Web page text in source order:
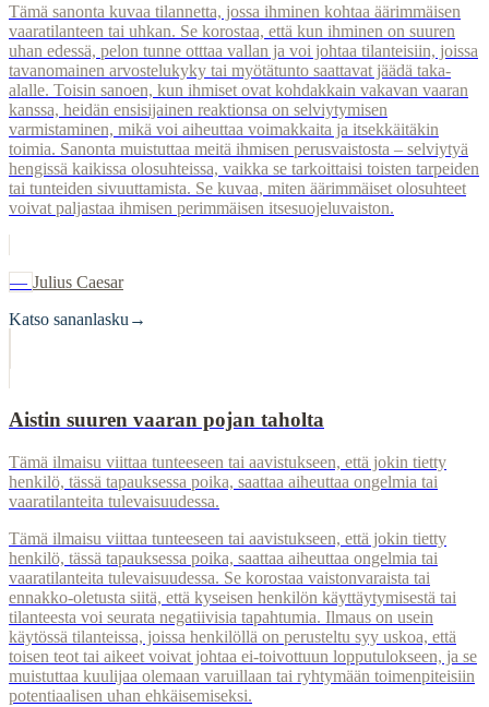
Tämä sanonta kuvaa tilannetta, jossa ihminen kohtaa äärimmäisen
vaaratilanteen tai uhkan. Se korostaa, että kun ihminen on suuren
uhan edessä, pelon tunne otttaa vallan ja voi johtaa tilanteisiin, joissa
tavanomainen arvostelukyky tai myötätunto saattavat jäädä taka-
alalle. Toisin sanoen, kun ihmiset ovat kohdakkain vakavan vaaran
kanssa, heidän ensisijainen reaktionsa on selviytymisen
varmistaminen, mikä voi aiheuttaa voimakkaita ja itsekkäitäkin
toimia. Sanonta muistuttaa meitä ihmisen perusvaistosta – selviytyä
hengissä kaikissa olosuhteissa, vaikka se tarkoittaisi toisten tarpeiden
tai tunteiden sivuuttamista. Se kuvaa, miten äärimmäiset olosuhteet
voivat paljastaa ihmisen perimmäisen itsesuojeluvaiston.
— Julius Caesar
Katso sananlasku →
Aistin suuren vaaran pojan taholta
Tämä ilmaisu viittaa tunteeseen tai aavistukseen, että jokin tietty
henkilö, tässä tapauksessa poika, saattaa aiheuttaa ongelmia tai
vaaratilanteita tulevaisuudessa.
Tämä ilmaisu viittaa tunteeseen tai aavistukseen, että jokin tietty
henkilö, tässä tapauksessa poika, saattaa aiheuttaa ongelmia tai
vaaratilanteita tulevaisuudessa. Se korostaa vaistonvaraista tai
ennakko-oletusta siitä, että kyseisen henkilön käyttäytymisestä tai
tilanteesta voi seurata negatiivisia tapahtumia. Ilmaus on usein
käytössä tilanteissa, joissa henkilöllä on perusteltu syy uskoa, että
toisen teot tai aikeet voivat johtaa ei-toivottuun lopputulokseen, ja se
muistuttaa kuulijaa olemaan varuillaan tai ryhtymään toimenpiteisiin
potentiaalisen uhan ehkäisemiseksi.